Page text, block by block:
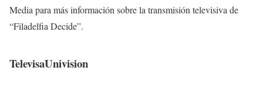
Media para más información sobre la transmisión televisiva de
“Filadelfia Decide”.
TelevisaUnivision